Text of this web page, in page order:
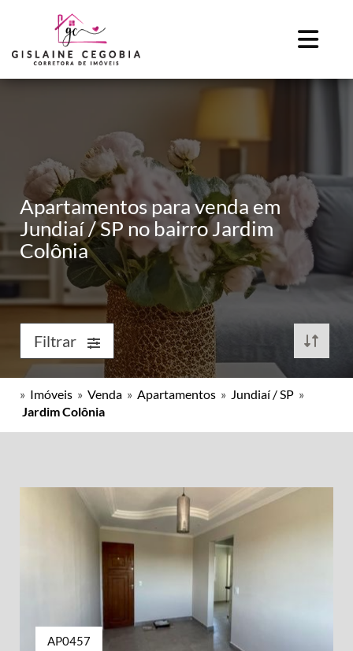
Apartamentos para venda em
Jundiaí / SP no bairro Jardim
Colônia
Filtrar
» Imóveis » Venda » Apartamentos » Jundiaí / SP »
Jardim Colônia
AP0457